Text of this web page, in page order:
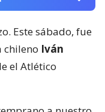
Este sábado, fue
chileno Iván
el Atlético